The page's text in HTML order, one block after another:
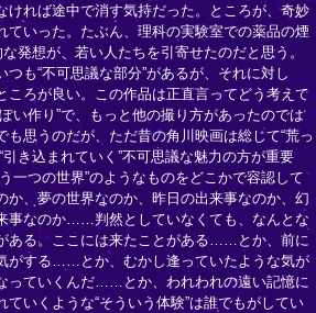
ければ途中で消す気持だった。ところが、奇妙
ていった。たぶん、理科の実験室での薬品の煙
発想が、若い人たちを引寄せたのだと思う。
も“不可思議な部分”があるが、それに対し
ころが良い。この作品は正直言ってどう考えて
い作り”で、もっと他の撮り方があったのでは
思うのだが、ただ昔の角川映画は総じて“荒っ
き込まれていく”不可思議な魅力の方が重要
一つの世界”のようなものをどこかで容認して
か、夢の世界なのか、昨日の出来事なのか、幻
事なのか……判然としていなくても、なんとな
ある。ここには来たことがある……とか、前に
がする……とか、むかし逢っていたような気が
ていくんだ……とか、われわれの遠い記憶に
いくような“そういう体験”は誰でもがしてい